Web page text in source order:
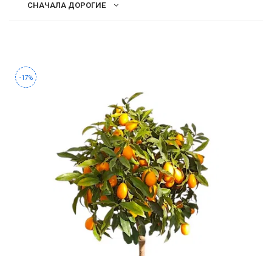
ПАРОЛЬ?
СНАЧАЛА ДОРОГИЕ
-17%